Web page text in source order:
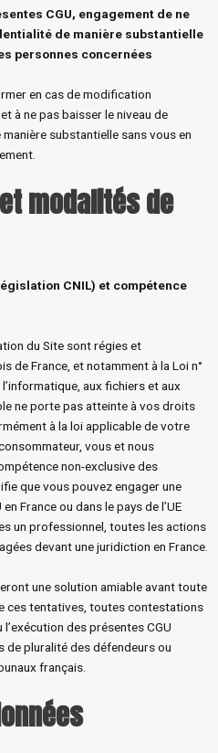
CGU, engagement de ne
de manière substantielle
personnes concernées
en cas de modification
à ne pas baisser le niveau de
substantielle sans vous en
modalités de
CNIL) et compétence
du Site sont régies et
de France, et notamment à la Loi n°
aux fichiers et aux
ne porte pas atteinte à vos droits
à la loi applicable de votre
vous et nous
non-exclusive des
que vous pouvez engager une
France ou dans le pays de l’UE
un professionnel, toutes les actions
devant une juridiction en France.
une solution amiable avant toute
ces tentatives, toutes contestations
des présentes CGU
de pluralité des défendeurs ou
français.